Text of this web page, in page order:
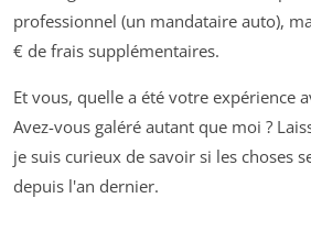
professionnel (un mandataire auto),
€ de frais supplémentaires.
Et vous, quelle a été votre expérience
Avez-vous galéré autant que moi ?
je suis curieux de savoir si les choses
depuis l'an dernier.